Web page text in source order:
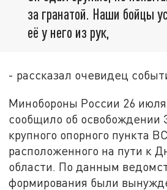
за гранатой. Наши бойцы
её у него из рук,
- рассказал очевидец
Минобороны России 26
сообщило об освобождении
крупного опорного пункта
расположенного на пути к
области. По данным
формирования были